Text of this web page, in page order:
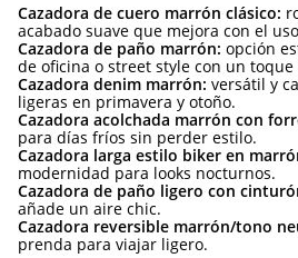
Cazadora de cuero marrón clásico:
acabado suave que mejora con el
Cazadora de paño marrón: opción
de oficina o street style con un
Cazadora denim marrón: versátil y
ligeras en primavera y otoño.
Cazadora acolchada marrón con
para días fríos sin perder estilo.
Cazadora larga estilo biker en
modernidad para looks nocturnos.
Cazadora de paño ligero con
añade un aire chic.
Cazadora reversible marrón/tono
prenda para viajar ligero.